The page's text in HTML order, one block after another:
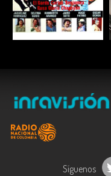
ESCUCHAR
Síguenos